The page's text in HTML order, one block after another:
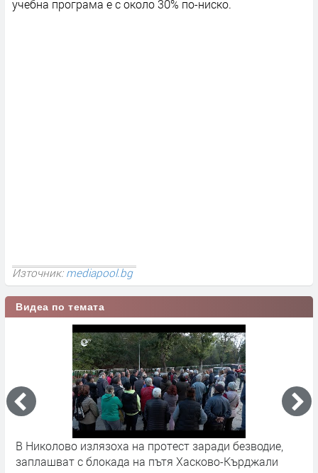
учебна програма е с около 30% по-ниско.
Източник:mediapool.bg
Видеа по темата
В Николово излязоха на протест заради безводие,
заплашват с блокада на пътя Хасково-Кърджали